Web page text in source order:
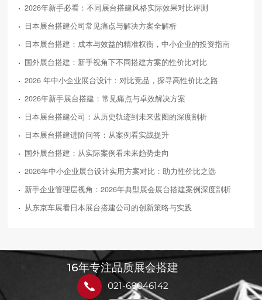
2026年新手必看：不同展台搭建风格实际效果对比评测
日本展台搭建公司常见痛点与解决方案全解析
日本展台搭建：成本与效益的精准权衡，中小企业的投资指南
国外展台搭建：新手视角下不同搭建方案的性价比对比
2026 年中小企业展台设计：对比竞品，探寻高性价比之路
2026年新手展台搭建：常见痛点与卓效解决方案
日本展台搭建公司：从历史轨迹到未来蓝图的深度剖析
日本展台搭建进阶问答：从案例看实战提升
国外展台搭建：从实际案例看未来趋势走向
2026年中小企业展台设计实用方案对比：助力性价比之选
新手企业管理层视角：2026年典型展会展台搭建案例深度剖析
从东京车展看日本展台搭建公司的创新策略与实践
16年专注品质展会搭建
021-68046142